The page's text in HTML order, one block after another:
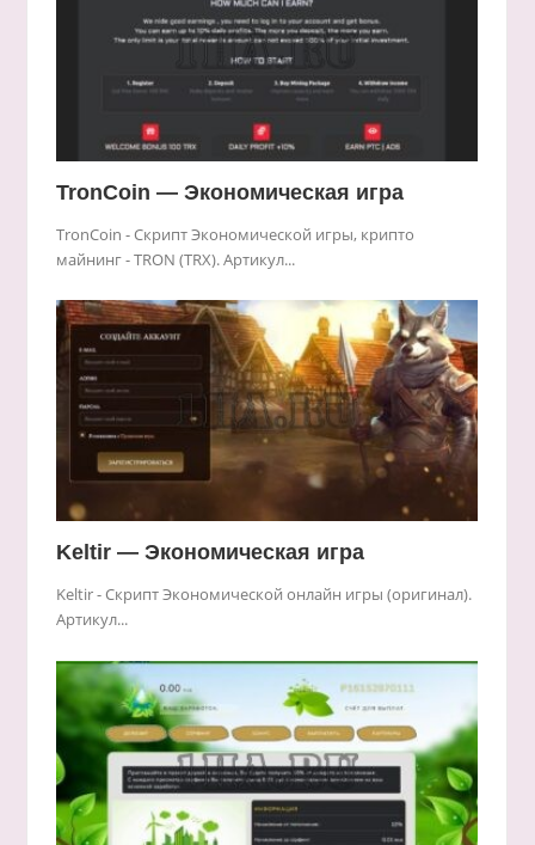
TronCoin — Экономическая игра
TronCoin - Скрипт Экономической игры, крипто
майнинг - TRON (TRX). Артикул...
Keltir — Экономическая игра
Keltir - Скрипт Экономической онлайн игры (оригинал).
Артикул...